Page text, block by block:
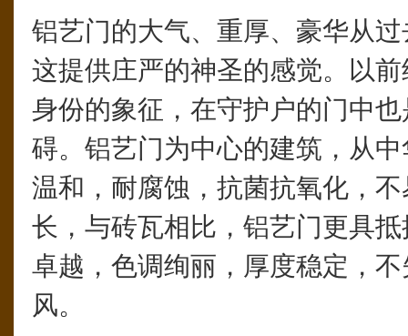
铝艺门的大气、重厚、豪华从
这提供庄严的神圣的感觉。以
身份的象征，在守护户的门中
碍。铝艺门为中心的建筑，从
温和，耐腐蚀，抗菌抗氧化，
长，与砖瓦相比，铝艺门更具
卓越，色调绚丽，厚度稳定，
风。